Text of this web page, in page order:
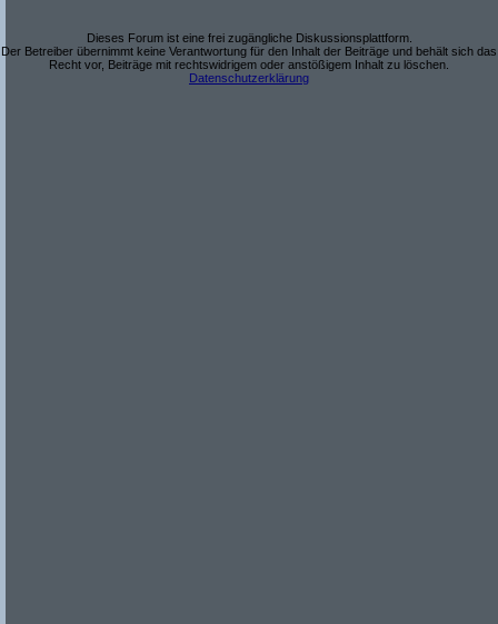
Dieses Forum ist eine frei zugängliche Diskussionsplattform.
Der Betreiber übernimmt keine Verantwortung für den Inhalt der Beiträge und behält sich das
Recht vor, Beiträge mit rechtswidrigem oder anstößigem Inhalt zu löschen.
Datenschutzerklärung